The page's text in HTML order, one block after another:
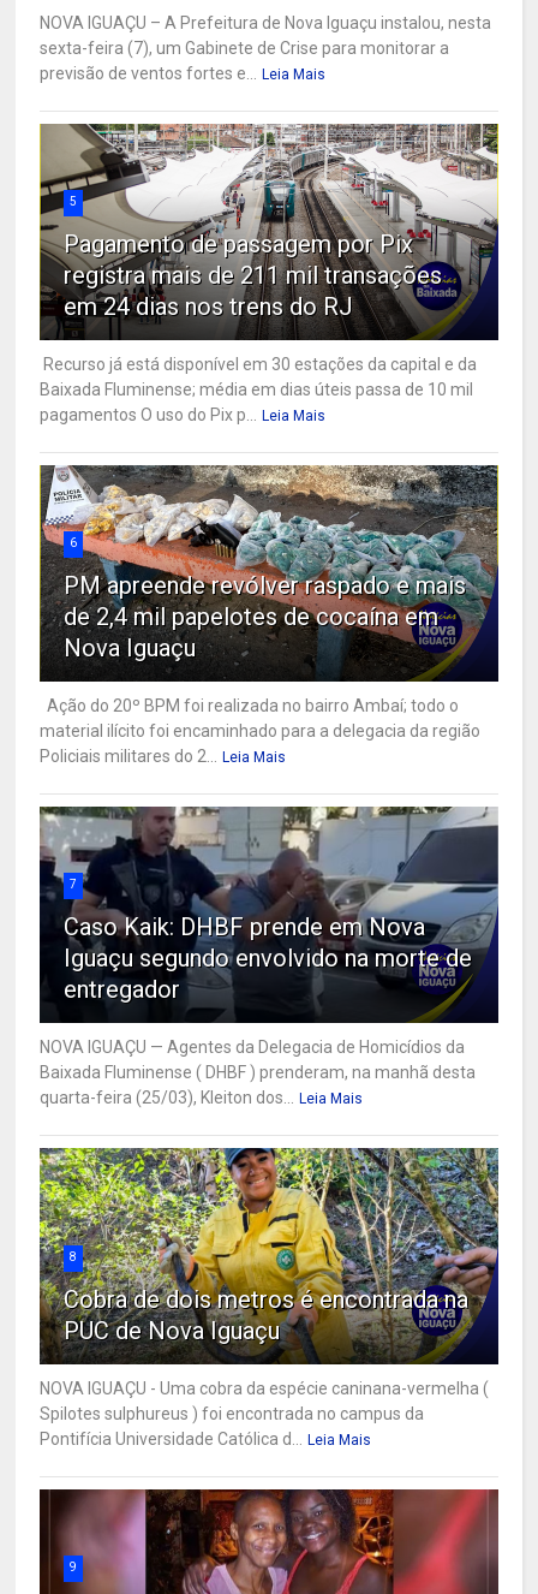
NOVA IGUAÇU – A Prefeitura de Nova Iguaçu instalou, nesta
sexta-feira (7), um Gabinete de Crise para monitorar a
previsão de ventos fortes e... Leia Mais
5
Pagamento de passagem por Pix
registra mais de 211 mil transações
em 24 dias nos trens do RJ
Recurso já está disponível em 30 estações da capital e da
Baixada Fluminense; média em dias úteis passa de 10 mil
pagamentos O uso do Pix p... Leia Mais
6
PM apreende revólver raspado e mais
de 2,4 mil papelotes de cocaína em
Nova Iguaçu
Ação do 20º BPM foi realizada no bairro Ambaí; todo o
material ilícito foi encaminhado para a delegacia da região
Policiais militares do 2... Leia Mais
7
Caso Kaik: DHBF prende em Nova
Iguaçu segundo envolvido na morte de
entregador
NOVA IGUAÇU — Agentes da Delegacia de Homicídios da
Baixada Fluminense ( DHBF ) prenderam, na manhã desta
quarta-feira (25/03), Kleiton dos... Leia Mais
8
Cobra de dois metros é encontrada na
PUC de Nova Iguaçu
NOVA IGUAÇU - Uma cobra da espécie caninana-vermelha (
Spilotes sulphureus ) foi encontrada no campus da
Pontifícia Universidade Católica d... Leia Mais
9